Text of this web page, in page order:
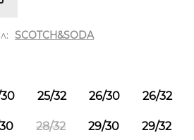
SCOTCH&SODA
25/32 26/30 26/32
28/32 29/30 29/32